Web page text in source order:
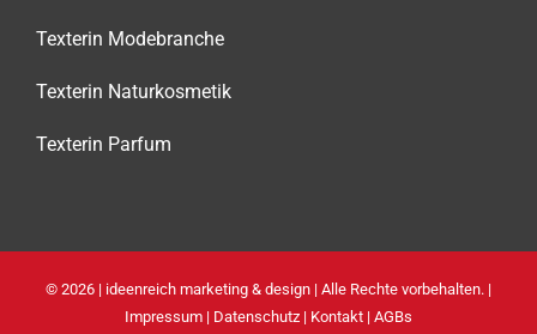
Texterin Modebranche
Texterin Naturkosmetik
Texterin Parfum
© 2026 | ideenreich marketing & design | Alle Rechte vorbehalten. |
Impressum | Datenschutz | Kontakt | AGBs